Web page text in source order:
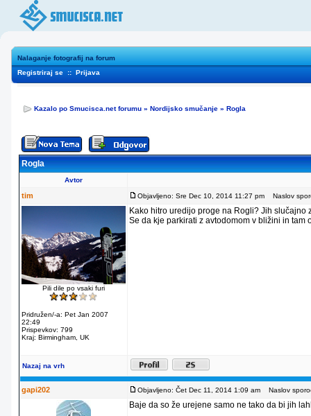
Nalaganje fotografij na forum
Registriraj se :: Prijava
Kazalo po Smucisca.net forumu » Nordijsko smučanje » Rogla
Rogla
Avtor
tim Objavljeno: Sre Dec 10, 2014 11:27 pm Naslov
Pili dile po vsaki furi
Pridružen/-a: Pet Jan 2007
22:49
Prispevkov: 799
Kraj: Birmingham, UK
Kako hitro uredijo proge na Rogli? Jih slučajno
Se da kje parkirati z avtodomom v bližini in tam
Nazaj na vrh
gapi202 Objavljeno: Čet Dec 11, 2014 1:09 am Naslov
Baje da so že urejene samo ne tako da bi jih